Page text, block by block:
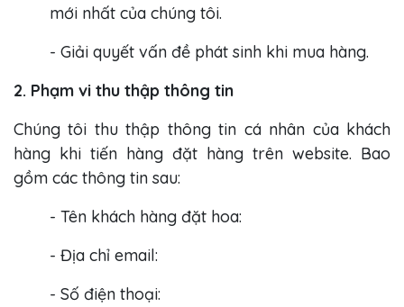
mới nhất của chúng tôi.
- Giải quyết vấn đề phát sinh khi mua hàng.
2. Phạm vi thu thập thông tin
Chúng tôi thu thập thông tin cá nhân của khách
hàng khi tiến hàng đặt hàng trên website. Bao
gồm các thông tin sau:
- Tên khách hàng đặt hoa:
- Địa chỉ email:
- Số điện thoại: